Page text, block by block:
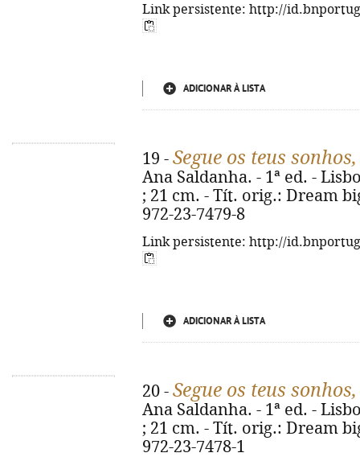
Link persistente: http://
ADICIONAR À LISTA
19 - Segue os teus
Ana Saldanha. - 1ª ed. -
; 21 cm. - Tít. orig.: Dream
972-23-7479-8
Link persistente: http://
ADICIONAR À LISTA
20 - Segue os teus
Ana Saldanha. - 1ª ed. -
; 21 cm. - Tít. orig.: Dream
972-23-7478-1